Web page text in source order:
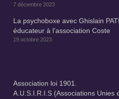
7 décembre 2023
La psychoboxe avec Ghislain
éducateur à l’association Coste
19 octobre 2023
Association loi 1901.
A.U.S.I.R.I.S (Associations Unies